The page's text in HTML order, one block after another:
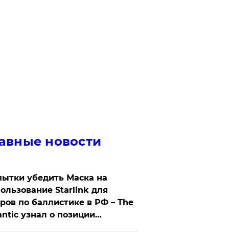
новости
убедить Маска на
Starlink для
по баллистике в РФ – The
узнал о позиции